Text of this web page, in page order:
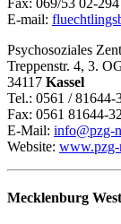
E-mail:
Psychosoziales
Treppenstr. 4, 3.
34117 Kassel
Tel.: 0561 / 81644-
Fax: 0561 81644-
E-Mail: info@pzg-
Website: www.pzg-
Mecklenburg